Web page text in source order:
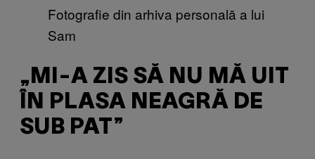
Fotografie din arhiva personală a lui
Sam
„MI-A ZIS SĂ NU MĂ UIT
ÎN PLASA NEAGRĂ DE
SUB PAT”